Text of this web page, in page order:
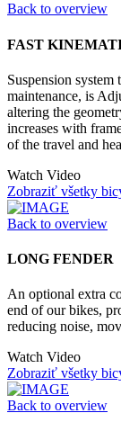
Back to overview
FAST
Suspension system
maintenance, is
altering the
increases with
of the travel and
Watch Video
Zobraziť všetky
Back to overview
LONG FENDER
An optional extra
end of our bikes,
reducing noise,
Watch Video
Zobraziť všetky
Back to overview